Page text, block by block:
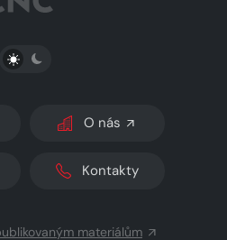
PŘEPNOUT SVĚTLÝ/TMAVÝ REŽIM
O nás
Kontakty
materiálům